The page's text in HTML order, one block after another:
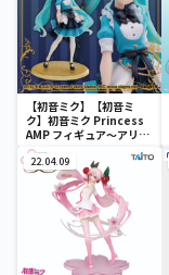
【初音ミク】【初音ミ
ク】初音ミク Princess
AMP フィギュア～アリス
ver.～
22.04.09